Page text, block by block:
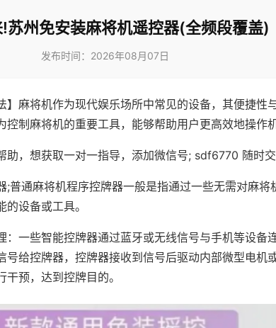
!苏州免安装麻将机遥控器(全频段覆盖)
发布时间：2026年08月07日
】麻将机作为现代娱乐场所中常见的设备，其便捷性
制麻将机的重要工具，能够帮助用户更高效地操作机
助，想获取一对一指导，添加微信号; sdf6770 随时交
;普通麻将机程序控牌器一般是指通过一些无需对麻将
设备或工具。
：一些智能控牌器通过蓝牙或无线信号与手机等设备
号给控牌器，控牌器接收到信号后驱动内部微型电机
预，达到控牌目的。